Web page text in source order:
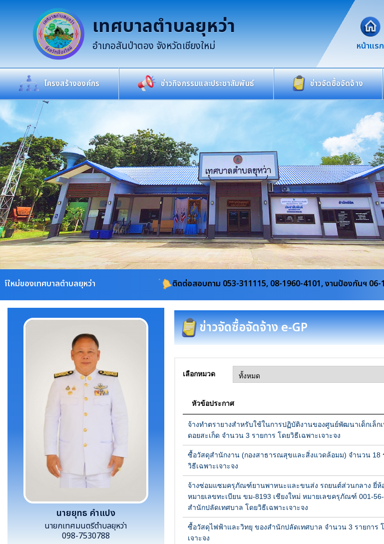
เทศบาลตำบลยุหว่า
อำเภอสันป่าตอง จังหวัดเชียงใหม่ หน้าแรก
โครงสร้างองค์กร ข่าวกิจกรรมและประชาสัมพันธ์ ข่าวจัดซื้อจัดจ้าง
บลยุหว่า ติดต่อสอบถาม 053-311115, 08-1960-4101, งานป้องกันฯ 06-1271-8338
นายยุทธ คำแปง
นายกเทศมนตรีตำบลยุหว่า
098-7530788
ข่าวจัดซื้อจัดจ้าง e-GP